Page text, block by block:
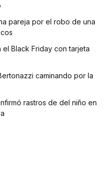
pareja por el robo de una
Black Friday con tarjeta
caminando por la
rastros de del niño en